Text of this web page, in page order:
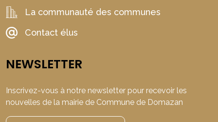
La communauté des communes
Contact élus
NEWSLETTER
Inscrivez-vous à notre newsletter pour recevoir les
nouvelles de la mairie de Commune de Domazan